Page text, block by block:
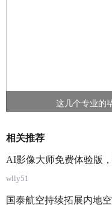
这几个专业的
相关推荐
AI影像大师免费体验版
wlly51
国泰航空持续拓展内地